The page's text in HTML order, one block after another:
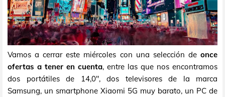
Vamos a cerrar este miércoles con una selección de once
ofertas a tener en cuenta, entre las que nos encontramos
dos portátiles de 14,0", dos televisores de la marca
Samsung, un smartphone Xiaomi 5G muy barato, un PC de